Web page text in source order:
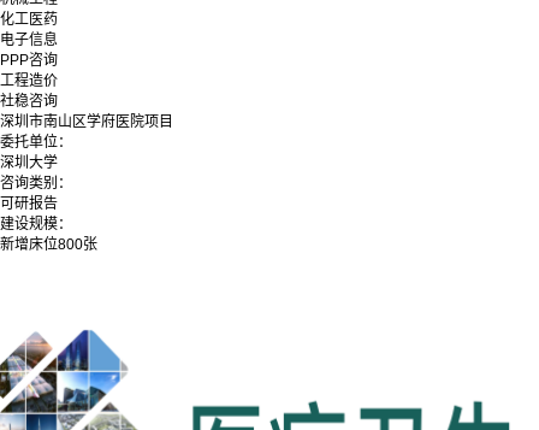
化工医药
电子信息
PPP咨询
工程造价
社稳咨询
深圳市南山区学府医院项目
委托单位：
深圳大学
咨询类别：
可研报告
建设规模：
新增床位800张